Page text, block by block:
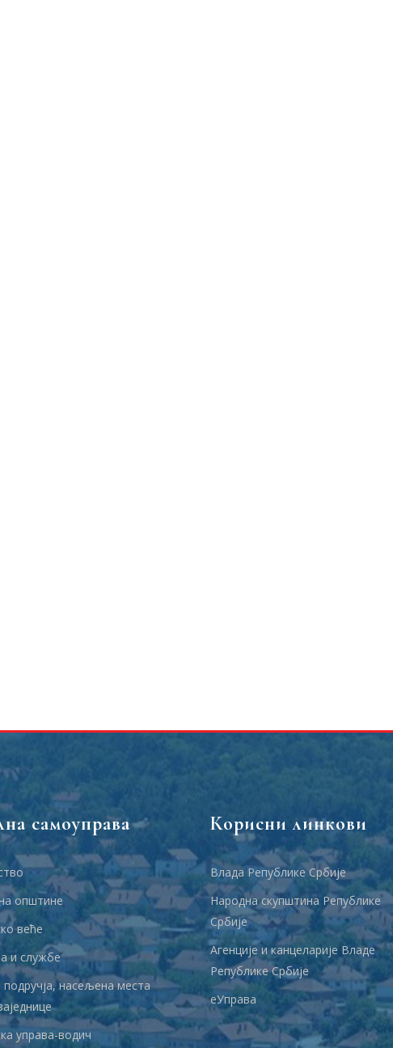
самоуправа
општине
веће
и службе
насељена места
управа-водич
Корисни линкови
Влада Републике Србије
Народна скупштина Републике
Србије
Агенције и канцеларије Владе
Републике Србије
еУправа